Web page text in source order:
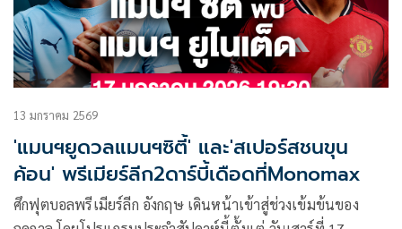
13 มกราคม 2569
'แมนฯยูดวลแมนฯซิตี้' และ'สเปอร์สชนขุน
ค้อน' พรีเมียร์ลีก2ดาร์บี้เดือดที่Monomax
ศึกฟุตบอลพรีเมียร์ลีก อังกฤษ เดินหน้าเข้าสู่ช่วงเข้มข้นของ